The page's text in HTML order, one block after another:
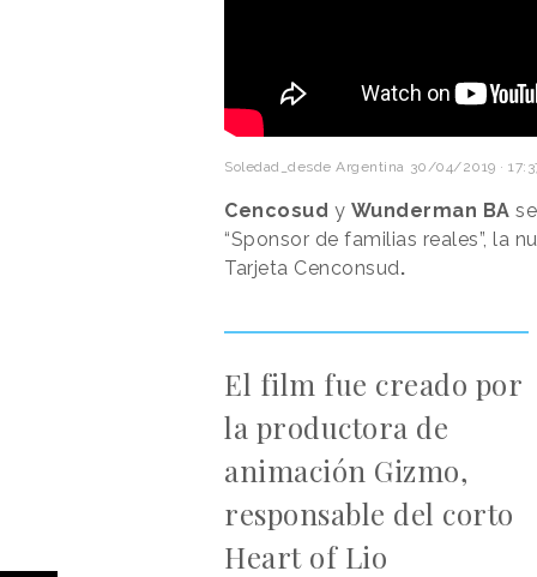
Soledad_desde Argentina 30/04/2019 ·
Cencosud y Wunderman BA
“Sponsor de familias reales”, la
Tarjeta Cenconsud.
El film fue creado por
la productora de
animación Gizmo,
responsable del corto
Heart of Lio